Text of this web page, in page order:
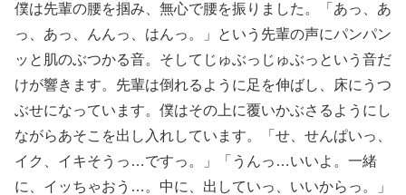
僕は先輩の腰を掴み、無心で腰を振りました。「あっ、あ
っ、あっ、んんっ、はんっ。」という先輩の声にパンパン
ッと肌のぶつかる音。そしてじゅぶっじゅぶっという音だ
けが響きます。先輩は倒れるように足を伸ばし、床にうつ
ぶせになっています。僕はその上に覆いかぶさるようにし
ながらあそこを出し入れしています。「せ、せんぱいっ、
イク、イキそうっ…ですっ。」「うんっ…いいよ。一緒
に、イッちゃおう…。中に、出していっ、いいからっ。」